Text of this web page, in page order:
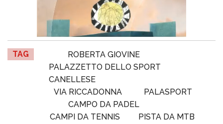
TAG
ROBERTA GIOVINE
PALAZZETTO DELLO SPORT
CANELLESE
VIA RICCADONNA
PALASPORT
CAMPO DA PADEL
CAMPI DA TENNIS
PISTA DA MTB